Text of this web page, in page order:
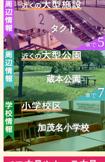
タクト
車で5
蔵本公園
車で7
加茂名小学校